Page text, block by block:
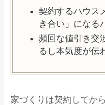
契約するハウス
き合い」になる
頻回な値引き交
るし本気度が伝
家づくりは契約してか